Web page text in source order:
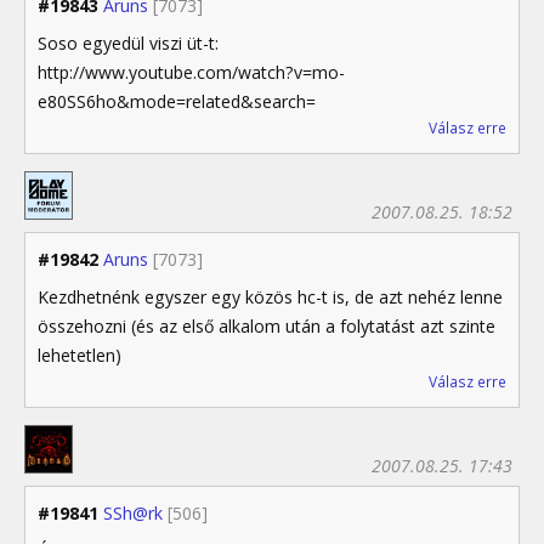
#19843 Aruns [7073]
Soso egyedül viszi üt-t:
http://www.youtube.com/watch?v=mo-
e80SS6ho&mode=related&search=
Válasz erre
#19842 Aruns [7073]
2007.08.25. 18:52
Kezdhetnénk egyszer egy közös hc-t is, de azt nehéz lenne
összehozni (és az első alkalom után a folytatást azt szinte
lehetetlen)
Válasz erre
#19841 SSh@rk [506]
2007.08.25. 17:43